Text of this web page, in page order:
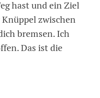
hast und ein Ziel
zwischen
bremsen. Ich
Das ist die